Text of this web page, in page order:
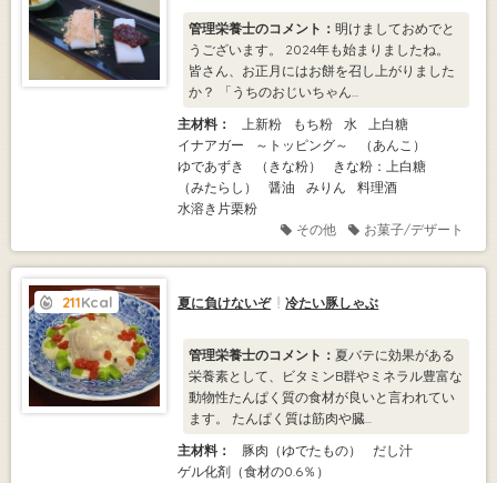
管理栄養士のコメント： 明けましておめでと
うございます。 2024年も始まりましたね。
皆さん、お正月にはお餅を召し上がりました
か？ 「うちのおじいちゃん...
主材料：
上新粉 もち粉 水
上白糖
イナアガー
～トッピング～
（あんこ）
ゆであずき
（きな粉）
きな粉：上白糖
（みたらし）
醤油 みりん
料理酒
水溶き片栗粉
その他
お菓子/デザート
211Kcal 夏に負けないぞ 冷たい豚しゃぶ
管理栄養士のコメント： 夏バテに効果がある
栄養素として、ビタミンB群やミネラル豊富な
動物性たんぱく質の食材が良いと言われてい
ます。 たんぱく質は筋肉や臓...
主材料：
豚肉（ゆでたもの）
だし汁
ゲル化剤（食材の0.6％）